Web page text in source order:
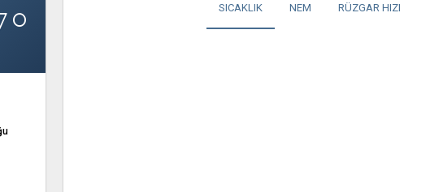
SICAKLIK NEM RÜZGAR HIZI